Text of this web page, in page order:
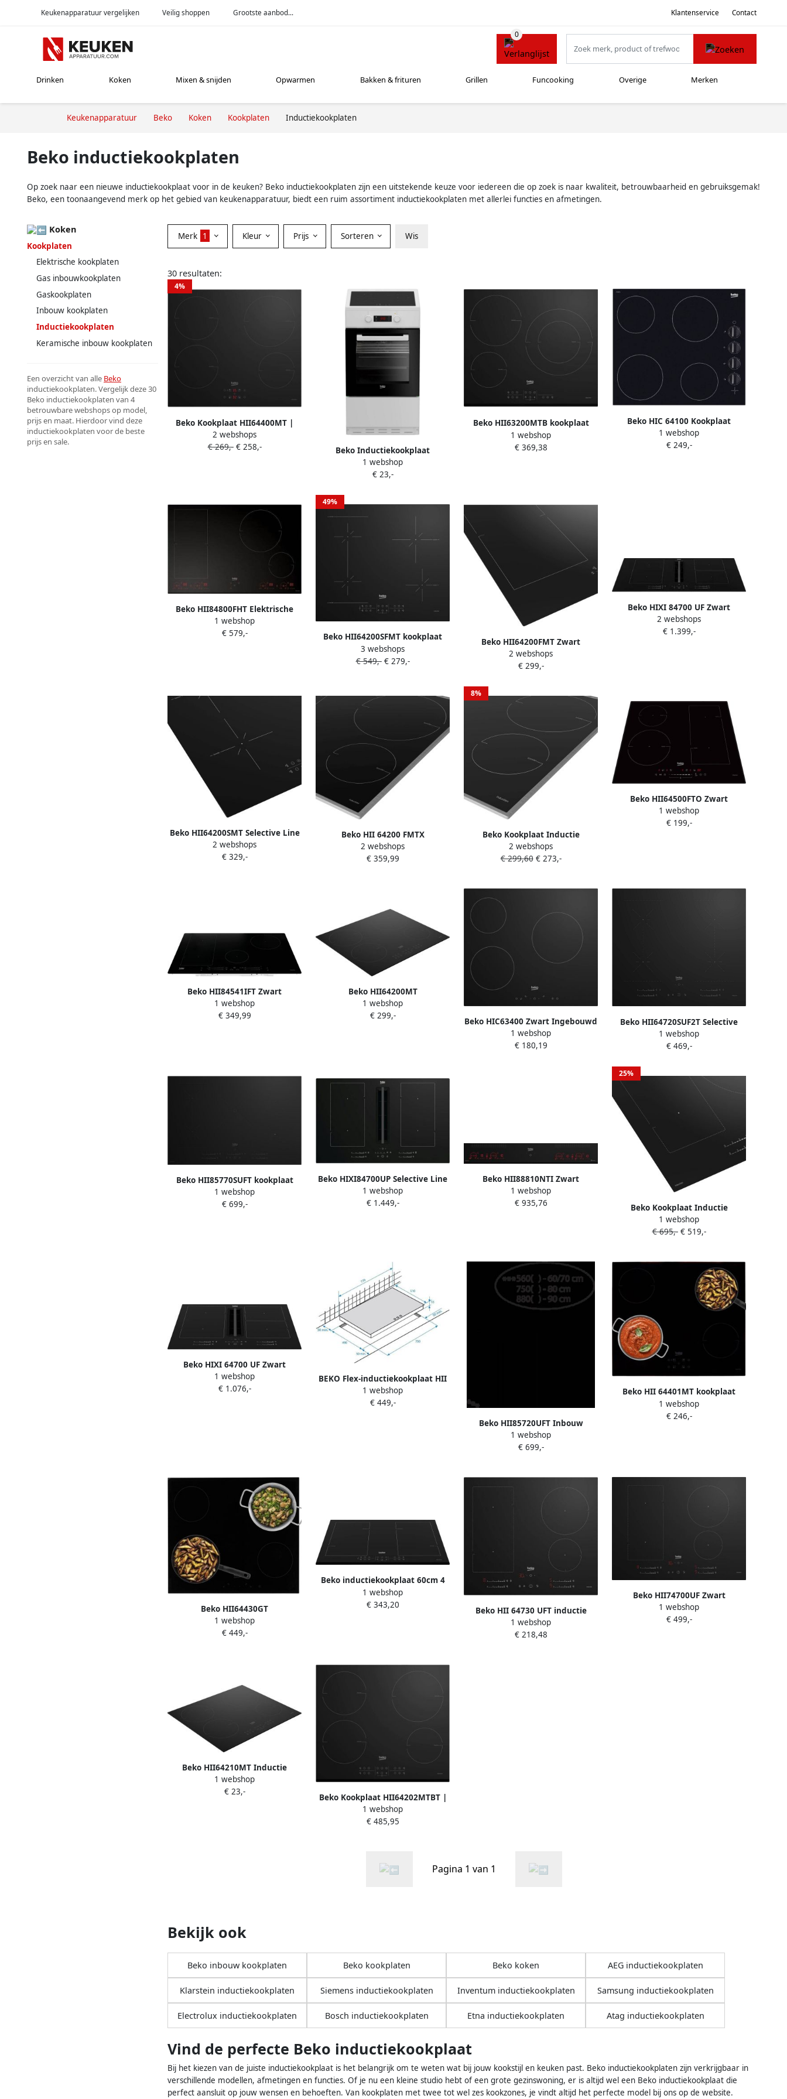
Keukenapparatuur vergelijken Veilig shoppen Grootste aanbod... Klantenservice Contact
Drinken Koken Mixen & snijden Opwarmen Bakken & frituren Grillen Funcooking Overige Merken
Keukenapparatuur Beko Koken Kookplaten Inductiekookplaten
Beko inductiekookplaten
Op zoek naar een nieuwe inductiekookplaat voor in de keuken? Beko inductiekookplaten zijn een uitstekende keuze voor iedereen die op zoek is naar kwaliteit, betrouwbaarheid en gebruiksgemak!
Beko, een toonaangevend merk op het gebied van keukenapparatuur, biedt een ruim assortiment inductiekookplaten met allerlei functies en afmetingen.
Koken
Kookplaten
Elektrische kookplaten
Gas inbouwkookplaten
Gaskookplaten
Inbouw kookplaten
Inductiekookplaten
Keramische inbouw kookplaten
Een overzicht van alle Beko
inductiekookplaten. Vergelijk deze 30
Beko inductiekookplaten van 4
betrouwbare webshops op model,
prijs en maat. Hierdoor vind deze
inductiekookplaten voor de beste
prijs en sale.
Merk 1 Kleur Prijs Sorteren Wis
30 resultaten:
4%
Beko Kookplaat HII64400MT |
Inductiekookplaten |
Keuken&Koken Kookplaten |
2 webshops
€ 269,-€ 258,-
Beko Inductiekookplaat
FSM58301WC 3 branders 0 92
kwh cyclus 50cm
1 webshop
€ 23,-
Beko HII63200MTB kookplaat
Zwart Ingebouwd 58 cm Zone
van inductiekookplaat 3 zone(s)
1 webshop
€ 369,38
Beko HIC 64100 Kookplaat
vitrokeramisch |
Inductiekookplaten |
1 webshop
€ 249,-
Beko HII84800FHT Elektrische
inductiekookplaat 77cm breed
Bridge functie
1 webshop
€ 579,-
49%
Beko HII64200SFMT kookplaat
Zwart Ingebouwd 59 cm
Inductiekookplaat zones 4
3 webshops
€ 549,-€ 279,-
Beko HII64200FMT Zwart
Ingebouwd 60 cm
Inductiekookplaat zones 4
2 webshops
€ 299,-
Beko HIXI 84700 UF Zwart
Ingebouwd 80 cm
Inductiekookplaat zones 4
2 webshops
€ 1.399,-
Beko HII64200SMT Selective Line
Inbouw inductiekookplaat Zwart
2 webshops
€ 329,-
Beko HII 64200 FMTX
inductiekookplaat Flex inductie 2
fase
2 webshops
€ 359,99
8%
Beko Kookplaat Inductie
HII64400MTX |
Inductiekookplaten |
2 webshops
€ 299,60€ 273,-
Beko HII64500FTO Zwart
Ingebouwd 60 cm
Inductiekookplaat zones 4
1 webshop
€ 199,-
Beko HII84541IFT Zwart
Ingebouwd 60 cm
Inductiekookplaat zones 4
1 webshop
€ 349,99
Beko HII64200MT
Inductiekookplaat 60cm 4
inductiezones met
1 webshop
€ 299,-
Beko HIC63400 Zwart Ingebouwd
60 cm Inductiekookplaat zones
Glaskeramiek 3 zone(s)
1 webshop
€ 180,19
Beko HII64720SUF2T Selective
Line Inductie kookplaat Zwart
1 webshop
€ 469,-
Beko HII85770SUFT kookplaat
Zwart Ingebouwd 80 cm
Inductiekookplaat zones 5
1 webshop
€ 699,-
Beko HIXI84700UP Selective Line
Inbouw inductiekookplaat Zwart
1 webshop
€ 1.449,-
Beko HII88810NTI Zwart
Ingebouwd 80 cm
Inductiekookplaat zones 8
1 webshop
€ 935,76
25%
Beko Kookplaat Inductie
HII84700UFT |
Inductiekookplaten |
1 webshop
€ 695,-€ 519,-
Beko HIXI 64700 UF Zwart
Ingebouwd 60 cm
Inductiekookplaat zones 4
1 webshop
€ 1.076,-
BEKO Flex-inductiekookplaat HII
84500 FHTX
1 webshop
€ 449,-
Beko HII85720UFT Inbouw
inductiekookplaat Zwart
1 webshop
€ 699,-
Beko HII 64401MT kookplaat
Zwart Ingebouwd Zone van
inductiekookplaat 4 zone(s)
1 webshop
€ 246,-
Beko HII64430GT
Inductiekookplaat 1 fase
kookplaat
1 webshop
€ 449,-
Beko inductiekookplaat 60cm 4
pits 7200w zwart hii64206f2mt
1 webshop
€ 343,20
Beko HII 64730 UFT inductie
kookplaat flex inbouw 60 cm
1 webshop
€ 218,48
Beko HII74700UF Zwart
Ingebouwd 70 cm
Inductiekookplaat zones Glas 4
1 webshop
€ 499,-
Beko HII64210MT Inductie
Kookplaat Inbouw 60 cm 4 Zones
Zwart
1 webshop
€ 23,-
Beko Kookplaat HII64202MTBT |
Inductiekookplaten |
Keuken&Koken Kookplaten |
1 webshop
€ 485,95
Pagina 1 van 1
Bekijk ook
Beko inbouw kookplaten Beko kookplaten Beko koken AEG inductiekookplaten
Klarstein inductiekookplaten Siemens inductiekookplaten Inventum inductiekookplaten Samsung inductiekookplaten
Electrolux inductiekookplaten Bosch inductiekookplaten Etna inductiekookplaten Atag inductiekookplaten
Vind de perfecte Beko inductiekookplaat
Bij het kiezen van de juiste inductiekookplaat is het belangrijk om te weten wat bij jouw kookstijl en keuken past. Beko inductiekookplaten zijn verkrijgbaar in
verschillende modellen, afmetingen en functies. Of je nu een kleine studio hebt of een grote gezinswoning, er is altijd wel een Beko inductiekookplaat die
perfect aansluit op jouw wensen en behoeften. Van kookplaten met twee tot wel zes kookzones, je vindt altijd het perfecte model bij ons op de website.